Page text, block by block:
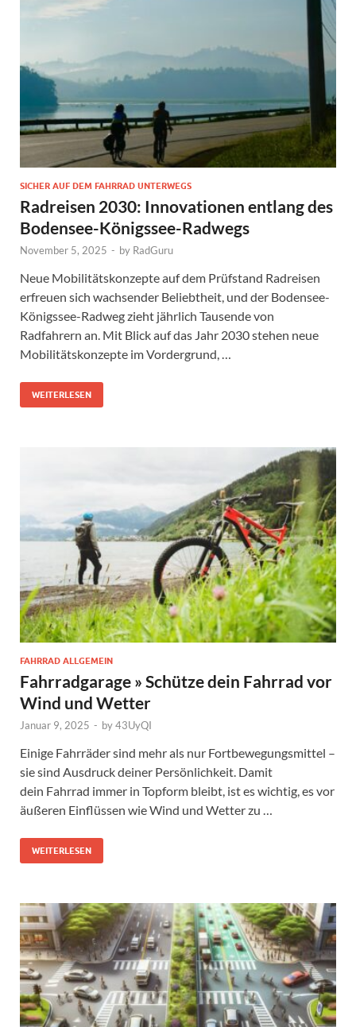
SICHER AUF DEM FAHRRAD UNTERWEGS
Radreisen 2030: Innovationen entlang des
Bodensee-Königssee-Radwegs
November 5, 2025 - by RadGuru
Neue Mobilitätskonzepte auf dem Prüfstand Radreisen
erfreuen sich wachsender Beliebtheit, und der Bodensee-
Königssee-Radweg zieht jährlich Tausende von
Radfahrern an. Mit Blick auf das Jahr 2030 stehen neue
Mobilitätskonzepte im Vordergrund, …
WEITERLESEN
FAHRRAD ALLGEMEIN
Fahrradgarage » Schütze dein Fahrrad vor
Wind und Wetter
Januar 9, 2025 - by43UyQI
Einige Fahrräder sind mehr als nur Fortbewegungsmittel –
sie sind Ausdruck deiner Persönlichkeit. Damit
dein Fahrrad immer in Topform bleibt, ist es wichtig, es vor
äußeren Einflüssen wie Wind und Wetter zu …
WEITERLESEN